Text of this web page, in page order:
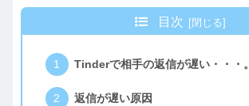
目次
Tinderで相手の返信が遅い・・・。
返信が遅い原因